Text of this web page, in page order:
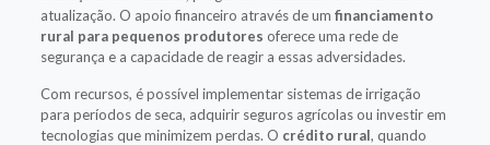
atualização. O apoio financeiro através de um financiamento
rural para pequenos produtores oferece uma rede de
segurança e a capacidade de reagir a essas adversidades.
Com recursos, é possível implementar sistemas de irrigação
para períodos de seca, adquirir seguros agrícolas ou investir em
tecnologias que minimizem perdas. O crédito rural, quando